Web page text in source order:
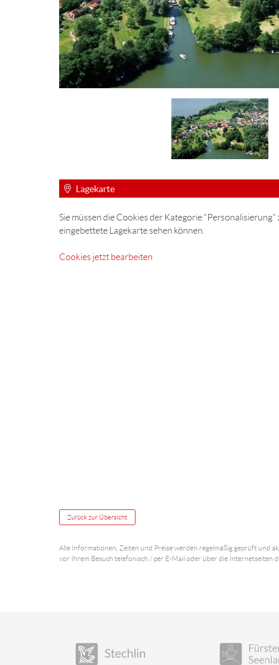
Lagekarte
Sie müssen die Cookies der Kategorie "Personalisierung"
eingebettete Lagekarte sehen können.
Cookies jetzt bearbeiten
Zurück zur Übersicht
Alle Informationen, Zeiten und Preise werden regelmäßig geprüft und
vor Ihrem Besuch telefonisch / per E-Mail oder über die Internetseiten